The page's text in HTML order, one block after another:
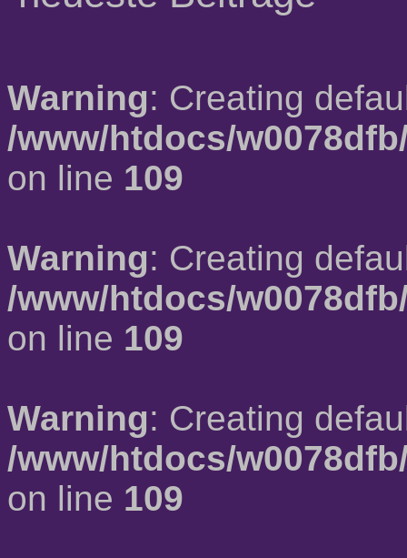
Warning: Creating
/www/htdocs/
on line 109
Warning: Creating
/www/htdocs/
on line 109
Warning: Creating
/www/htdocs/
on line 109